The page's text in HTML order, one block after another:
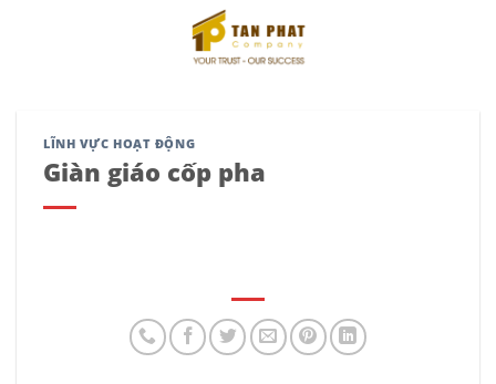
LĨNH VỰC HOẠT ĐỘNG
Giàn giáo cốp pha